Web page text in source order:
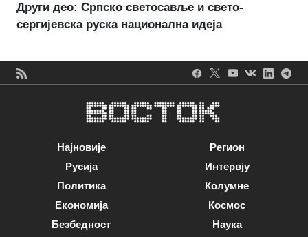
Други део: Српско светосавље и свето-
сергијевска руска национална идеја
Најновије
Русија
Политика
Економија
Безбедност
Регион
Интервју
Колумне
Космос
Наука